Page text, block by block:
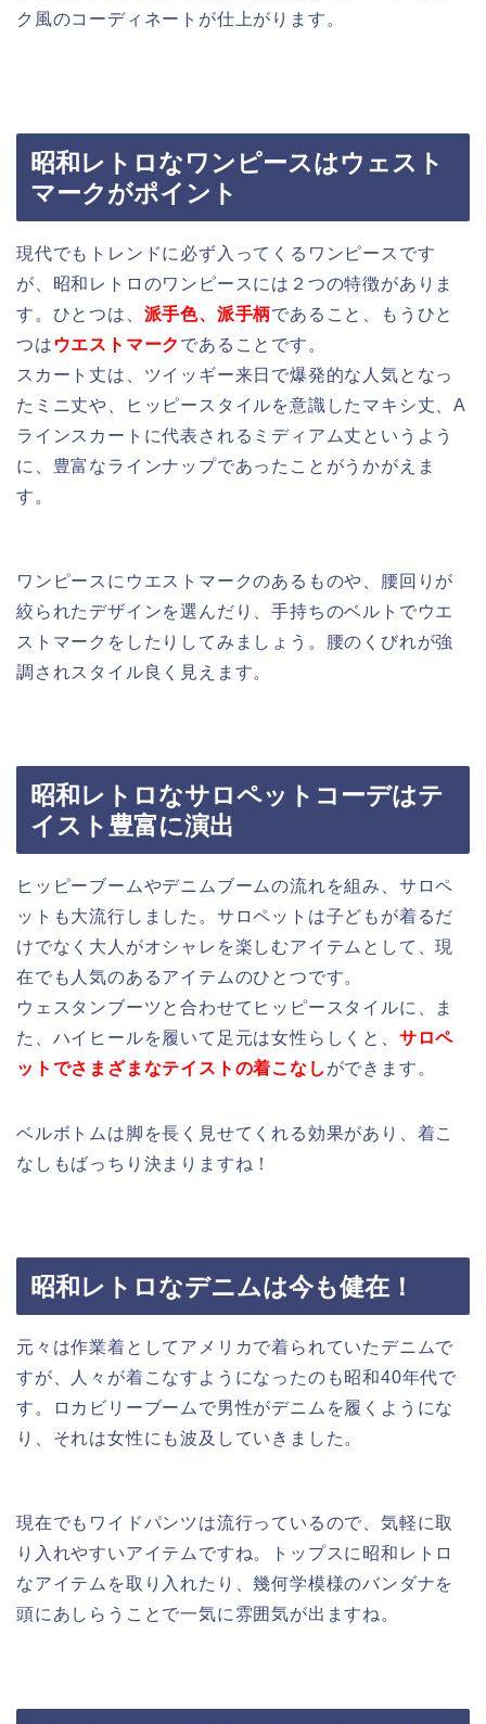
ク風のコーディネートが仕上がります。
昭和レトロなワンピースはウェスト
マークがポイント
現代でもトレンドに必ず入ってくるワンピースです
が、昭和レトロのワンピースには２つの特徴がありま
す。ひとつは、 派手色、派手柄であること、もうひと
つは ウエストマーク であることです。
スカート丈は、ツイッギー来日で爆発的な人気となっ
たミニ丈や、ヒッピースタイルを意識したマキシ丈、A
ラインスカートに代表されるミディアム丈というよう
に、豊富なラインナップであったことがうかがえま
す。
ワンピースにウエストマークのあるものや、腰回りが
絞られたデザインを選んだり、手持ちのベルトでウエ
ストマークをしたりしてみましょう。腰のくびれが強
調されスタイル良く見えます。
昭和レトロなサロペットコーデはテ
イスト豊富に演出
ヒッピーブームやデニムブームの流れを組み、サロペ
ットも大流行しました。サロペットは子どもが着るだ
けでなく大人がオシャレを楽しむアイテムとして、現
在でも人気のあるアイテムのひとつです。
ウェスタンブーツと合わせてヒッピースタイルに、ま
た、ハイヒールを履いて足元は女性らしくと、 サロペ
ットでさまざまなテイストの着こなし ができます。
ベルボトムは脚を長く見せてくれる効果があり、着こ
なしもばっちり決まりますね！
昭和レトロなデニムは今も健在！
元々は作業着としてアメリカで着られていたデニムで
すが、人々が着こなすようになったのも昭和40年代で
す。ロカビリーブームで男性がデニムを履くようにな
り、それは女性にも波及していきました。
現在でもワイドパンツは流行っているので、気軽に取
り入れやすいアイテムですね。トップスに昭和レトロ
なアイテムを取り入れたり、幾何学模様のバンダナを
頭にあしらうことで一気に雰囲気が出ますね。